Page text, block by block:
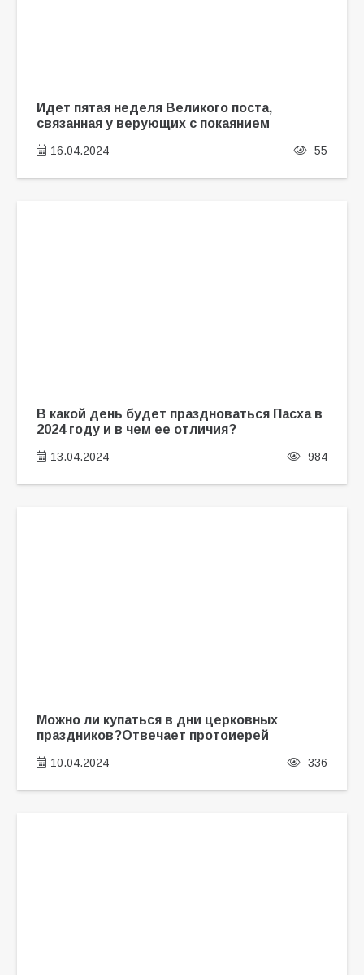
Идет пятая неделя Великого поста,
связанная у верующих с покаянием
16.04.2024 55
В какой день будет праздноваться Пасха в
2024 году и в чем ее отличия?
13.04.2024 984
Можно ли купаться в дни церковных
праздников?Отвечает протоиерей
10.04.2024 336